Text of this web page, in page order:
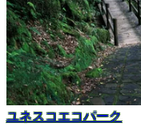
ユネスコエコパーク